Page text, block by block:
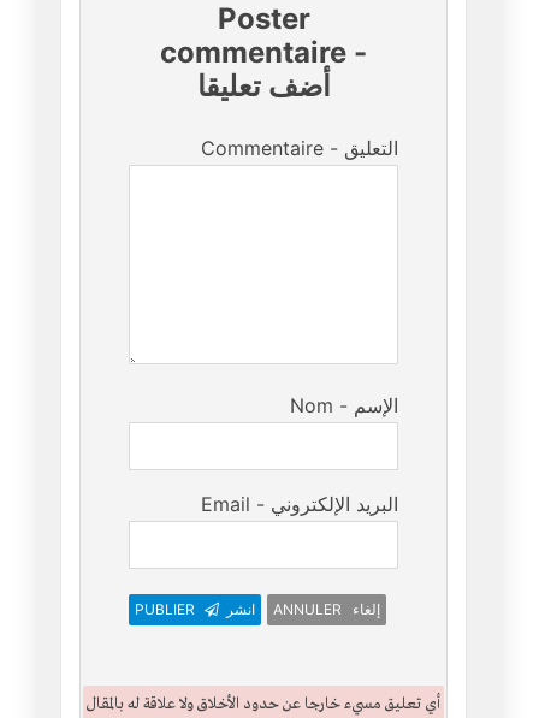
Poster
commentaire -
أضف تعليقا
Commentaire - التعليق
Nom - الإسم
Email - البريد الإلكتروني
PUBLIER انشر ANNULER إلغاء
أي تعليق مسيء خارجا عن حدود الأخلاق ولا علاقة له بالمقال